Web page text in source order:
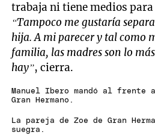
trabaja ni tiene medios
“Tampoco me gustaría
hija. A mi parecer y tal como
familia, las madres son lo
hay”, cierra.
Manuel Ibero mandó al frente
Gran Hermano.
La pareja de Zoe de Gran
suegra.